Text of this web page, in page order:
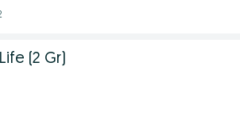
(2 Gr)